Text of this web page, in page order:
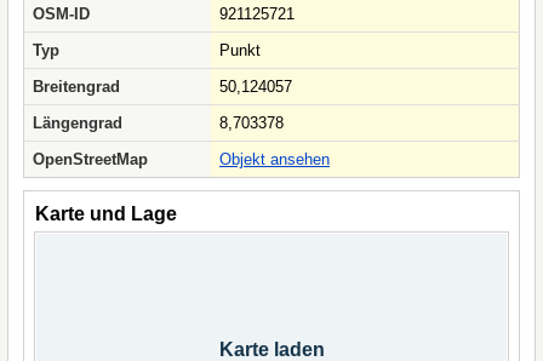
OSM-ID
921125721
Typ
Punkt
Breitengrad
50,124057
Längengrad
8,703378
OpenStreetMap
Objekt ansehen
Karte und Lage
Karte laden